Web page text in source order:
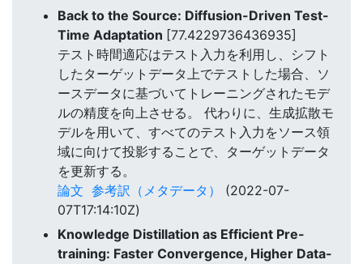
Back to the Source: Diffusion-Driven Test-
Time Adaptation [77.4229736436935]
テスト時間適応はテスト入力を利用し、シフト
したターゲットデータ上でテストした場合、ソ
ースデータに基づいてトレーニングされたモデ
ルの精度を向上させる。 代わりに、生成拡散モ
デルを用いて、すべてのテスト入力をソース領
域に向けて投影することで、ターゲットデータ
を更新する。
論文 参考訳（メタデータ）
(2022-07-
07T17:14:10Z)
Knowledge Distillation as Efficient Pre-
training: Faster Convergence, Higher Data-